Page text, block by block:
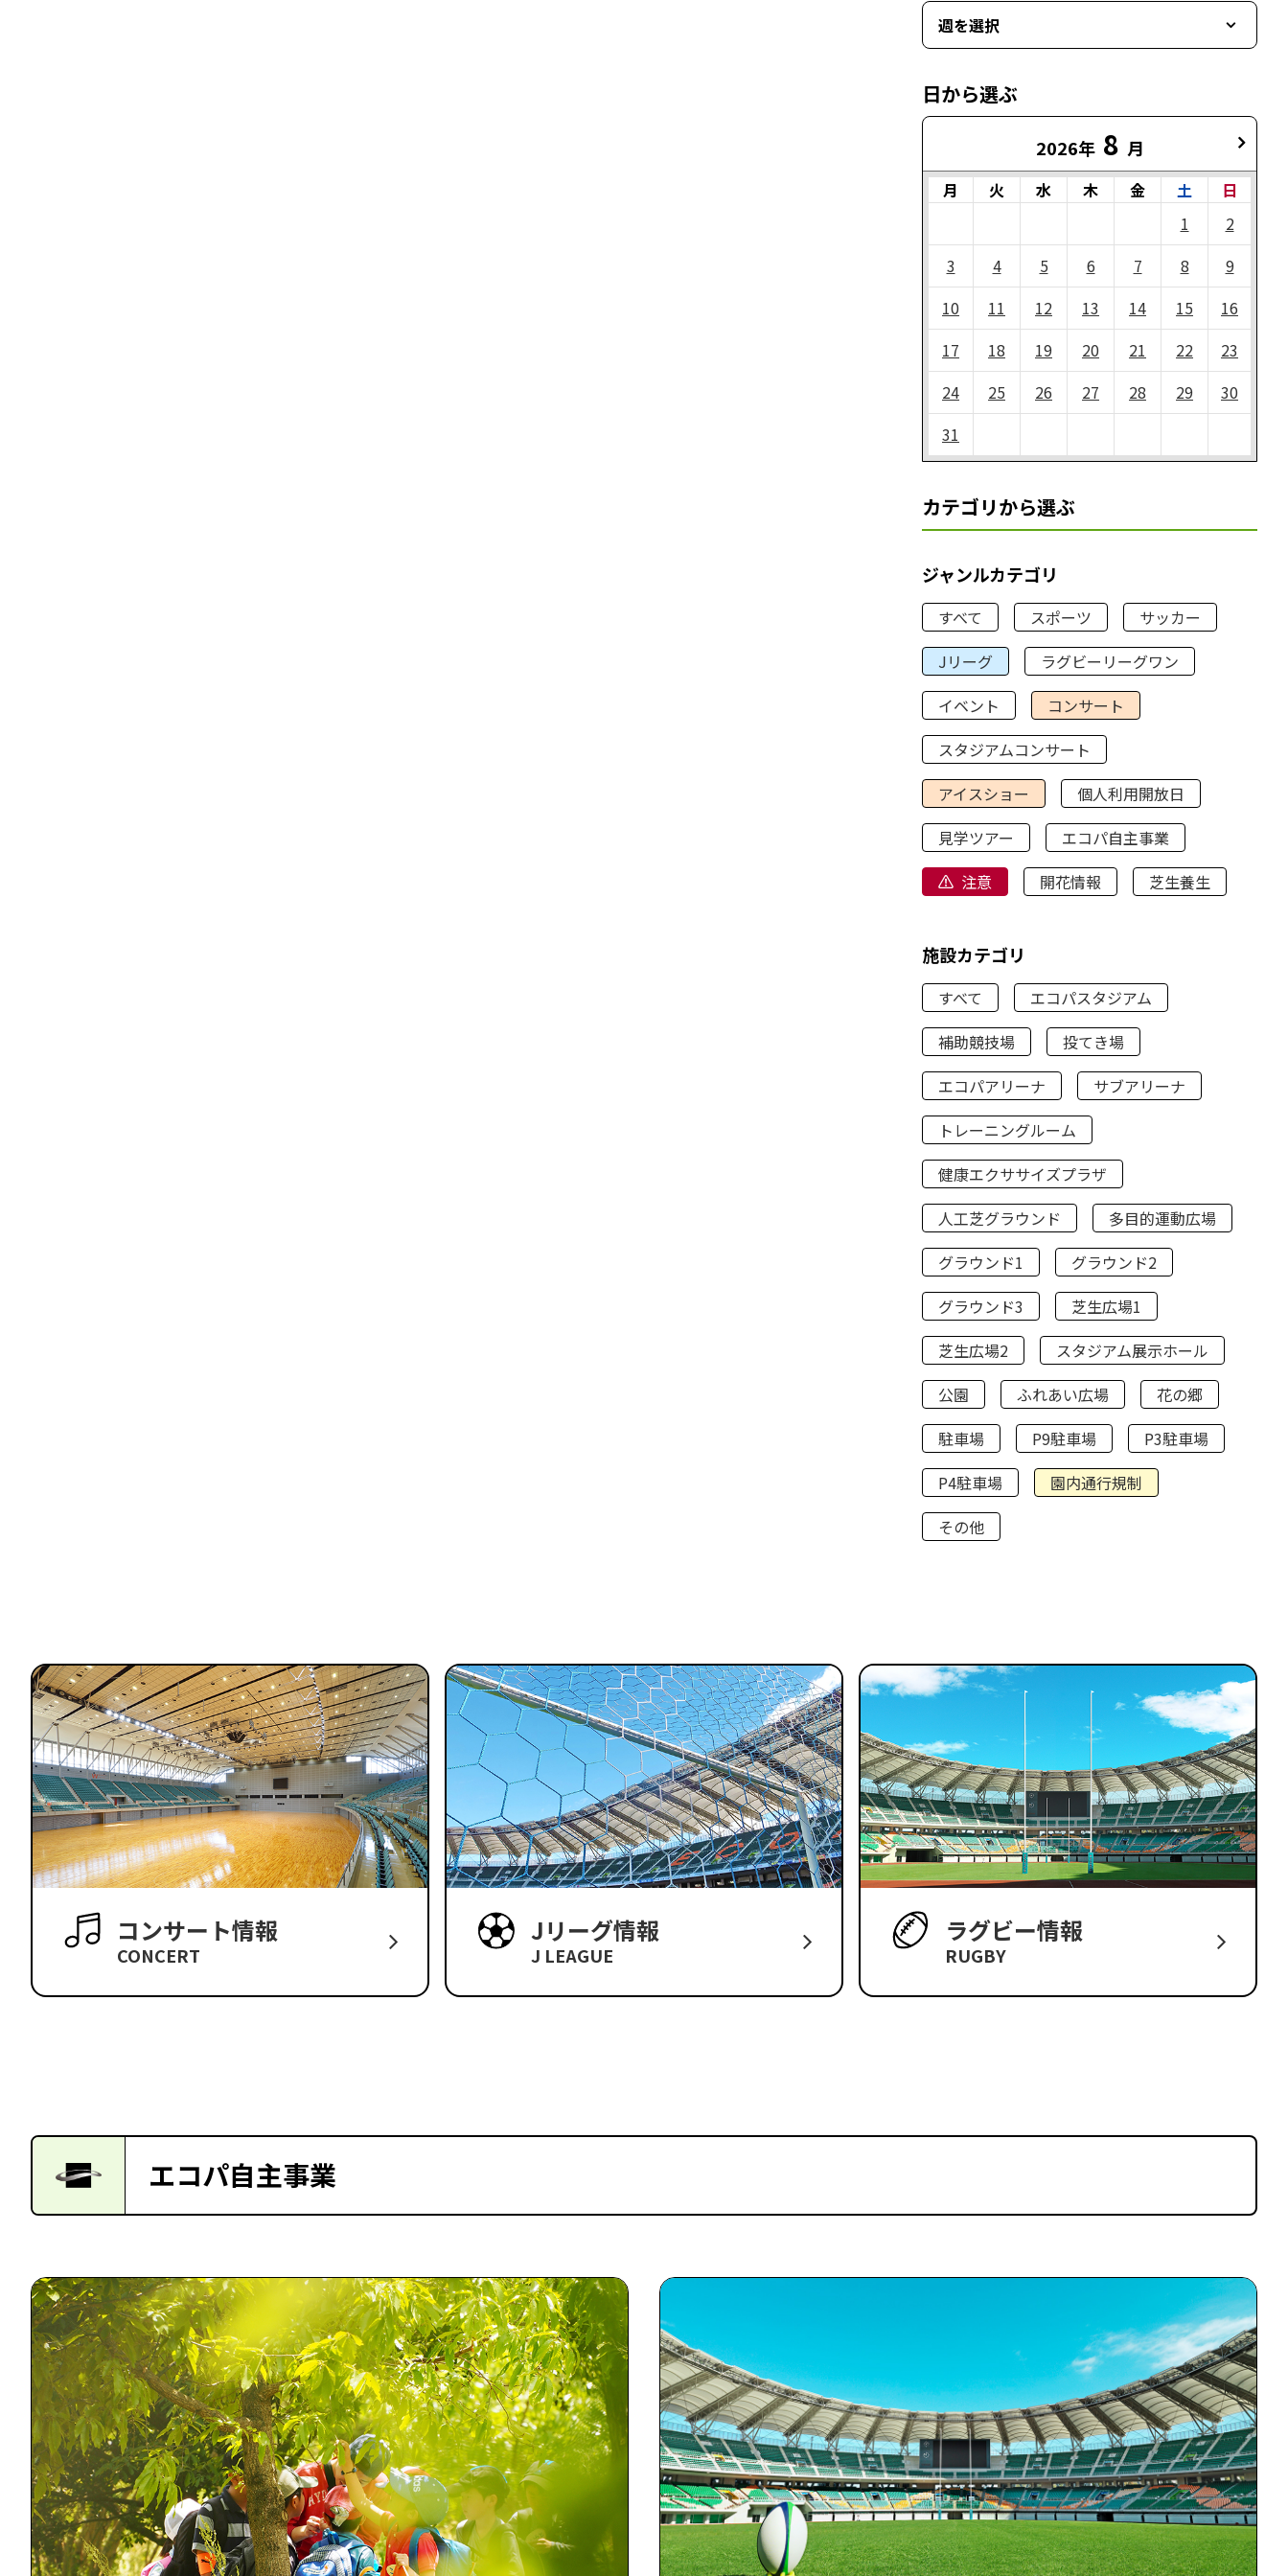
週を選択
日から選ぶ
2026年 8 月
月 火 水 木 金 土
日
1
2
3
4 5 6 7 8
9
10
11 12 13 14 15
16
17
18 19 20 21 22
23
24
25 26 27 28 29
30
31
カテゴリから選ぶ
ジャンルカテゴリ
すべて スポーツ
サッカー
Jリーグ
ラグビーリーグワン
イベント
コンサート
スタジアムコンサート
アイスショー
個人利用開放日
見学ツアー
エコパ自主事業
注意
開花情報 芝生養生
施設カテゴリ
すべて
エコパスタジアム
補助競技場
投てき場
エコパアリーナ
サブアリーナ
トレーニングルーム
健康エクササイズプラザ
人工芝グラウンド
多目的運動広場
グラウンド1
グラウンド2
グラウンド3
芝生広場1
芝生広場2
スタジアム展示ホール
公園
ふれあい広場
花の郷
駐車場
P9駐車場
P3駐車場
P4駐車場
園内通行規制
その他
コンサート情報
CONCERT
Jリーグ情報
J LEAGUE
ラグビー情報
RUGBY
エコパ自主事業